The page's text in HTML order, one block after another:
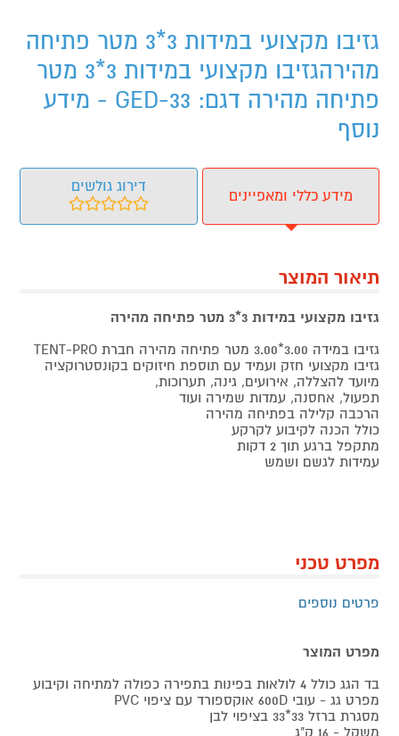
גזיבו מקצועי במידות 3*3 מטר פתיחה
מהירהגזיבו מקצועי במידות 3*3 מטר
פתיחה מהירה דגם: GED-33 - מידע
נוסף
מידע כללי ומאפיינים
דירוג גולשים
תיאור המוצר
גזיבו מקצועי במידות 3*3 מטר פתיחה מהירה
גזיבו במידה 3.00*3.00 מטר פתיחה מהירה חברת TENT-PRO
גזיבו מקצועי חזק ועמיד עם תוספת חיזוקים בקונסטרוקציה
מיועד להצללה, אירועים, גינה, תערוכות,
תפעול, אחסנה, עמדות שמירה ועוד
הרכבה קלילה בפתיחה מהירה
כולל הכנה לקיבוע לקרקע
מתקפל ברגע תוך 2 דקות
עמידות לגשם ושמש
מפרט טכני
פרטים נוספים
מפרט המוצר
בד הגג כולל 4 לולאות בפינות בתפירה כפולה למתיחה וקיבוע
מפרט גג - עובי 600D אוקספורד עם ציפוי PVC
מסגרת ברזל 33*33 בציפוי לבן
משקל - 16 ק"ג